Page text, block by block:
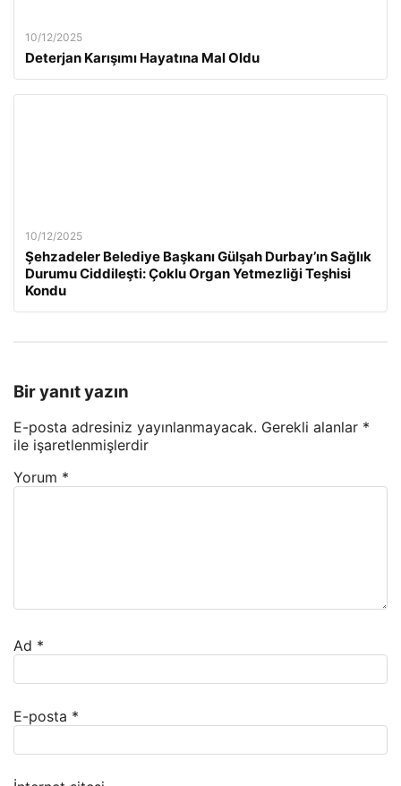
10/12/2025
Deterjan Karışımı Hayatına Mal Oldu
10/12/2025
Şehzadeler Belediye Başkanı Gülşah Durbay’ın Sağlık
Durumu Ciddileşti: Çoklu Organ Yetmezliği Teşhisi
Kondu
Bir yanıt yazın
E-posta adresiniz yayınlanmayacak. Gerekli alanlar *
ile işaretlenmişlerdir
Yorum *
Ad *
E-posta *